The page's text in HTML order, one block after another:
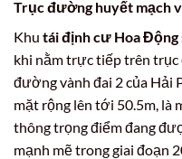
Trục đường huyết mạch
Khu tái định cư Hoa Động
khi nằm trực tiếp trên trục
đường vành đai 2 của Hải
mặt rộng lên tới 50.5m, là
thông trọng điểm đang
mạnh mẽ trong giai đoạn